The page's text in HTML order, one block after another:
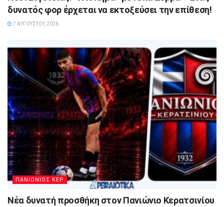
δυνατός φορ έρχεται να εκτοξεύσει την επίθεση!
7 ΑΥΓΟΎΣΤΟΥ, 2026
ΠΑΝΙΩΝΙΟΣ ΚΕΡ
Νέα δυνατή προσθήκη στον Πανιώνιο Κερατσινίου